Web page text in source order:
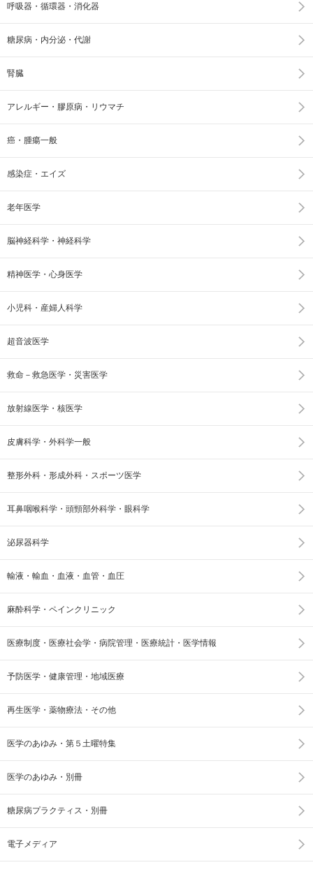
呼吸器・循環器・消化器
糖尿病・内分泌・代謝
腎臓
アレルギー・膠原病・リウマチ
癌・腫瘍一般
感染症・エイズ
老年医学
脳神経科学・神経科学
精神医学・心身医学
小児科・産婦人科学
超音波医学
救命－救急医学・災害医学
放射線医学・核医学
皮膚科学・外科学一般
整形外科・形成外科・スポーツ医学
耳鼻咽喉科学・頭頸部外科学・眼科学
泌尿器科学
輸液・輸血・血液・血管・血圧
麻酔科学・ペインクリニック
医療制度・医療社会学・病院管理・医療統計・医学情報
予防医学・健康管理・地域医療
再生医学・薬物療法・その他
医学のあゆみ・第５土曜特集
医学のあゆみ・別冊
糖尿病プラクティス・別冊
電子メディア